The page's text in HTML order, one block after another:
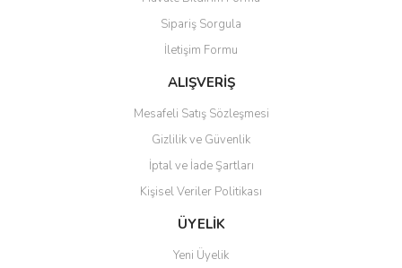
Ürün bilgilerinde hatalar bulunuyor.
Ürün fiyatı diğer sitelerden daha pahalı.
Bu ürüne benzer farklı alternatifler olmalı.
Gönder
Sipariş Sorgula
İletişim Formu
ALIŞVERİŞ
Mesafeli Satış Sözleşmesi
Gizlilik ve Güvenlik
İptal ve İade Şartları
Kişisel Veriler Politikası
ÜYELİK
Yeni Üyelik